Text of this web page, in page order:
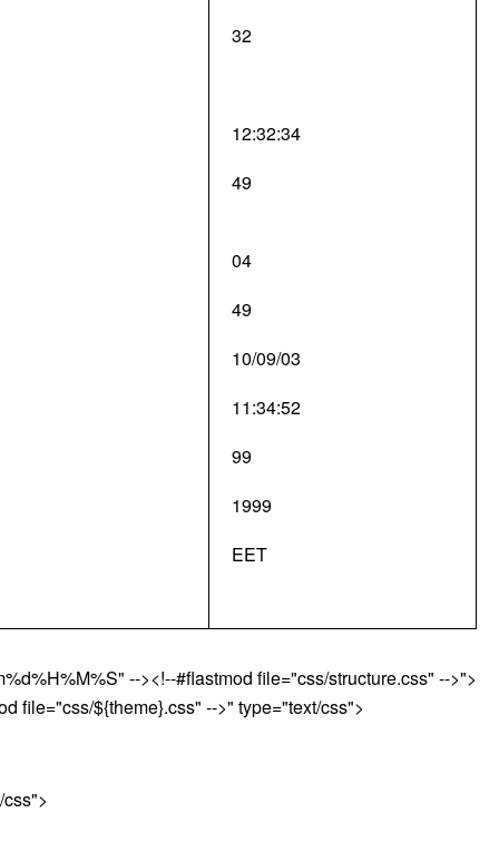
32
12:32:34
49
04
49
10/09/03
11:34:52
99
1999
EET
--><!--#flastmod file="css/structure.css" -->">
file="css/${theme}.css" -->" type="text/css">